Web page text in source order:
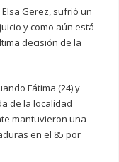
Gerez, sufrió un
y como aún está
decisión de la
Fátima (24) y
de la localidad
mantuvieron una
en el 85 por